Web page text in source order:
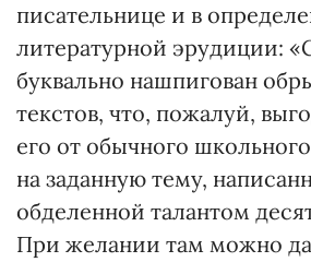
писательнице и в
литературной эрудиции:
буквально нашпигован
текстов, что, пожалуй,
его от обычного
на заданную тему,
обделенной талантом
При желании там можно